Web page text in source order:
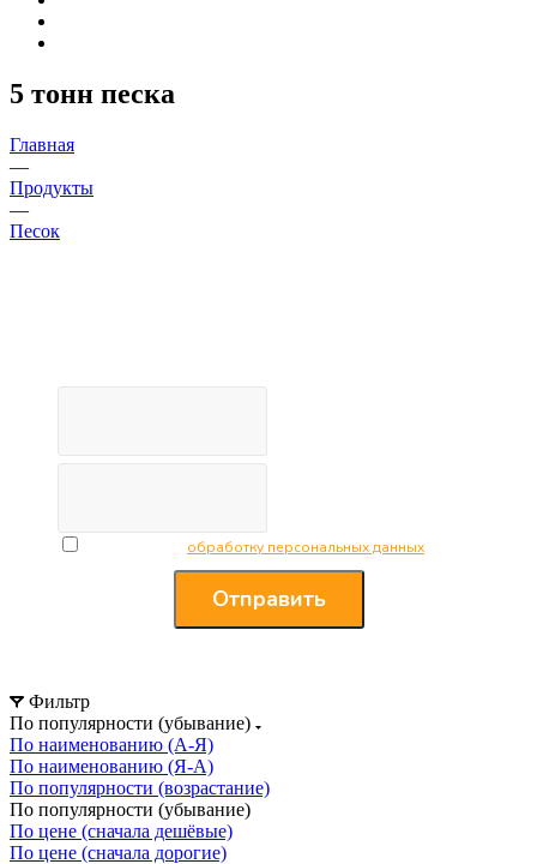
5 тонн песка
Главная
—
Продукты
—
Песок
обработку персональных данных
Отправить
Фильтр
По популярности (убывание)
По наименованию (А-Я)
По наименованию (Я-А)
По популярности (возрастание)
По популярности (убывание)
По цене (сначала дешёвые)
По цене (сначала дорогие)